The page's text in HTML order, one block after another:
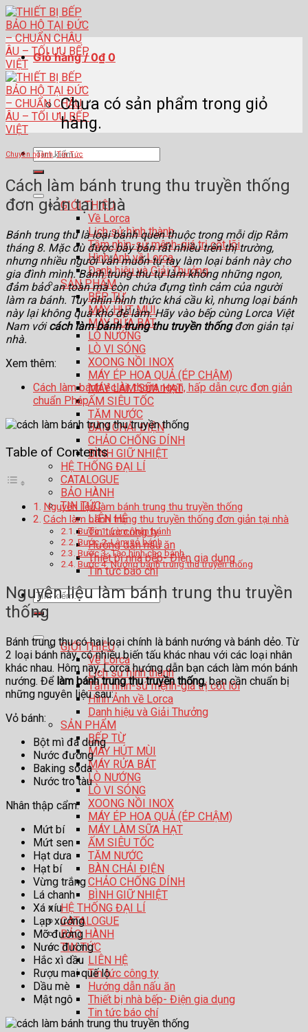
Skip
to
content
Tìm
kiếm:
GIỚI THIỆU
Về Lorca
Lịch sử hình thành
Tầm nhìn-sứ mệnh-giá trị cốt lõi
Hình Ảnh về Lorca
Danh hiệu và Giải Thưởng
SẢN PHẨM
BẾP TỪ
MÁY HÚT MÙI
MÁY RỬA BÁT
LÒ NƯỚNG
LÒ VI SÓNG
XOONG NỒI INOX
MÁY ÉP HOA QUẢ (ÉP CHẬM)
MÁY LÀM SỮA HẠT
ẤM SIÊU TỐC
TĂM NƯỚC
BÀN CHẢI ĐIỆN
CHẢO CHỐNG DÍNH
BÌNH GIỮ NHIỆT
HỆ THỐNG ĐẠI LÍ
CATALOGUE
BẢO HÀNH
TIN TỨC
LIÊN HỆ
Tin tức công ty
Hướng dẫn nấu ăn
Thiết bị nhà bếp- Điện gia dụng
Tin tức báo chí
Tìm
kiếm:
GIỚI THIỆU
Về Lorca
Lịch sử hình thành
Tầm nhìn-sứ mệnh-giá trị cốt lõi
Hình Ảnh về Lorca
Danh hiệu và Giải Thưởng
SẢN PHẨM
BẾP TỪ
MÁY HÚT MÙI
MÁY RỬA BÁT
LÒ NƯỚNG
LÒ VI SÓNG
XOONG NỒI INOX
MÁY ÉP HOA QUẢ (ÉP CHẬM)
MÁY LÀM SỮA HẠT
ẤM SIÊU TỐC
TĂM NƯỚC
BÀN CHẢI ĐIỆN
CHẢO CHỐNG DÍNH
BÌNH GIỮ NHIỆT
HỆ THỐNG ĐẠI LÍ
CATALOGUE
BẢO HÀNH
TIN TỨC
LIÊN HỆ
Tin tức công ty
Hướng dẫn nấu ăn
Thiết bị nhà bếp- Điện gia dụng
Tin tức báo chí
Giỏ hàng /0₫ 0
Chưa có sản phẩm trong giỏ
hàng.
Chuyên ngành,Tin Tức
Cách làm bánh trung thu truyền thống
đơn giản tại nhà
Bánh trung thu là loại bánh quen thuộc trong mỗi dịp Rằm
tháng 8. Mặc dù được bày bán rất nhiều trên thị trường,
nhưng nhiều người vẫn muốn tự tay làm loại bánh này cho
gia đình mình. Bánh trung thu tự làm không những ngon,
đảm bảo an toàn mà còn chứa đựng tình cảm của người
làm ra bánh. Tuy nhìn hình thức khá cầu kì, nhưng loại bánh
này lại không quá khó để làm. Hãy vào bếp cùng Lorca Việt
Nam vớicách làm bánh trung thu truyền thốngđơn giản tại
nhà.
Xem thêm:
Cách làm bánh éclair thơm ngon, hấp dẫn cực đơn giản
chuẩn Pháp
Table of Contents
Nguyên liệu làm bánh trung thu truyền thống
Cách làm bánh trung thu truyền thống đơn giản tại nhà
Bước 1. Làm nhân bánh
Bước 2. Làm vỏ bánh
Bước 3. Tạo hình cho bánh
Bước 4. Nướng bánh trung thu truyền thống
Nguyên liệu làm bánh trung thu truyền
thống
Bánh trung thu có hai loại chính là bánh nướng và bánh dẻo. Từ
2 loại bánh này, có nhiều biến tấu khác nhau với các loại nhân
khác nhau. Hôm nay, Lorca hướng dẫn bạn cách làm món bánh
nướng. Để làm bánh trung thu truyền thống, bạn cần chuẩn bị
những nguyên liệu sau:
Vỏ bánh:
Bột mì đa dụng
Nước đường
Baking soda
Nước tro tàu
Nhân thập cẩm:
Mứt bí
Mứt sen
Hạt dưa
Hạt bí
Vừng trắng
Lá chanh
Xá xíu
Lạp xưởng
Mỡ đường
Nước đường
Hắc xì dầu
Rượu mai quế lộ
Dầu mè
Mật ngô